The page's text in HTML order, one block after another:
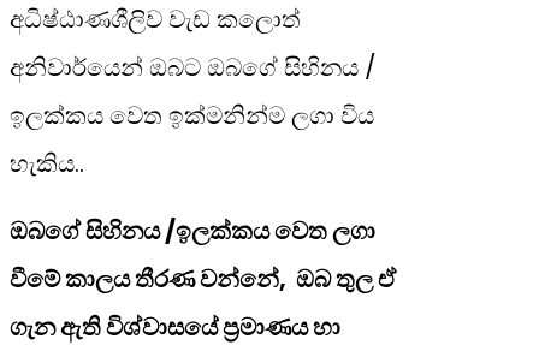
අධිෂ්ඨාණශීලිව වැඩ කලොත්
අනිවාර්යෙන් ඔබට ඔබගේ සිහිනය /
ඉලක්කය වෙත ඉක්මනින්ම ලගා විය
හැකිය..
ඔබගේ සිහිනය /ඉලක්කය වෙත ලගා
වීමේ කාලය තීරණ වන්නේ, ඔබ තුල ඒ
ගැන ඇති විශ්වාසයේ ප්‍රමාණය හා